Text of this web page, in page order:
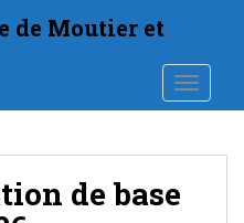
de Moutier et
de base